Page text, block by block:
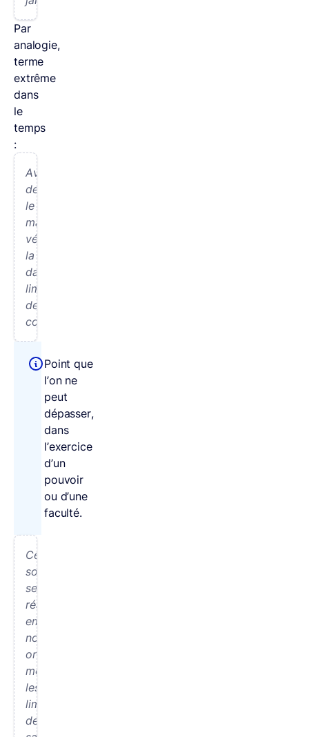
Par
analogie,
terme
extrême
dans
le
temps
:
Avant
de
le
manger,
vérifie
la
date
limite
de
consommation.
Point que
l’on ne
peut
dépasser,
dans
l’exercice
d’un
pouvoir
ou d’une
faculté.
Ce
soir,
ses
réactions
emportées
nous
ont
montré
les
limites
de